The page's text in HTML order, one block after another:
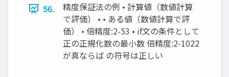
56.
精度保証法の例 • 計算値（数値計算
で評価） • • ある値（数値計算で評
価） • 倍精度:2-53 • if文の条件として
正の正規化数の最小数 倍精度:2-1022
が真ならば の符号は正しい